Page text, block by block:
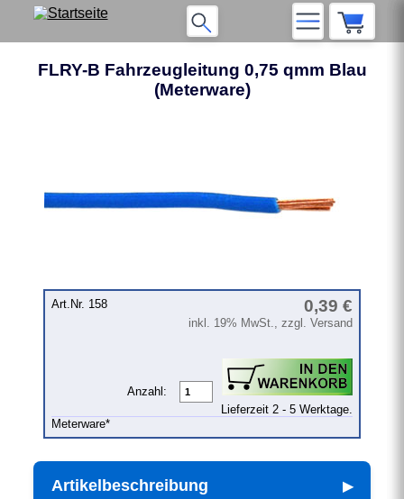
FLRY-B Fahrzeugleitung 0,75 qmm Blau
(Meterware)
Art.Nr. 158 0,39 €
inkl. 19% MwSt., zzgl. Versand
Anzahl:
Lieferzeit 2 - 5 Werktage.
Meterware*
Artikelbeschreibung